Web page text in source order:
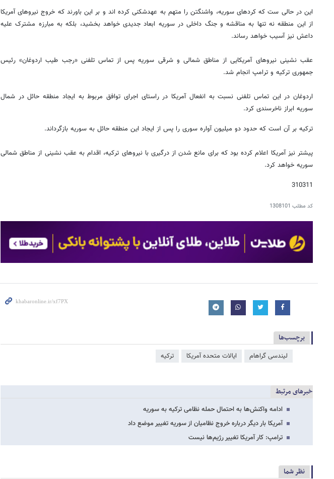
این در حالی ست که کردهای سوریه، واشنگتن را متهم به عهدشکنی کرده اند و بر این باورند که خروج نیروهای آمریکا
از این منطقه نه تنها به مناقشه و جنگ داخلی در سوریه ابعاد جدیدی خواهد بخشید، بلکه به مبارزه مشترک علیه
داعش نیز آسیب خواهد رساند.
عقب نشینی نیروهای آمریکایی از مناطق شمالی و شرقی سوریه پس از تماس تلفنی «رجب طیب اردوغان» رئیس
جمهوری ترکیه و ترامپ انجام شد.
اردوغان در این تماس تلفنی نسبت به انفعال آمریکا در راستای اجرای توافق مربوط به ایجاد منطقه حائل در شمال
سوریه ابراز ناخرسندی کرد.
ترکیه بر آن است که حدود دو میلیون آواره سوری را پس از ایجاد این منطقه حائل به سوریه بازگرداند.
پیشتر نیز آمریکا اعلام کرده بود که برای مانع شدن از درگیری با نیروهای ترکیه، اقدام به عقب نشینی از مناطق شمالی
سوریه خواهد کرد.
310311
کد مطلب 1308101
برچسب‌ها
لیندسی گراهام ایالات متحده آمریکا ترکیه
خبرهای مرتبط
ادامه واکنش‌ها به احتمال حمله نظامی ترکیه به سوریه
آمریکا بار دیگر درباره خروج نظامیان از سوریه تغییر موضع داد
ترامپ: کار آمریکا تغییر رژیم‌ها نیست
نظر شما